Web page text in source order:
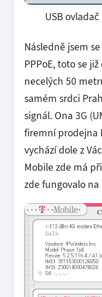
USB
Následně jsem
PPPoE, toto se
necelých 50
samém srdci
signál. Ona 3G
firemní prodejna
vychází dole z
Mobile zde má
zde fungovalo na